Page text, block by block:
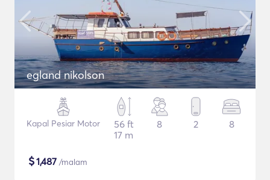
egland nikolson
Kapal Pesiar Motor
56 ft
17 m
8 2 8
$1,487 /malam